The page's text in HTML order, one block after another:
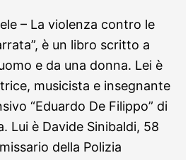
– La violenza contro le
è un libro scritto a
e da una donna. Lei è
musicista e insegnante
“Eduardo De Filippo” di
Lui è Davide Sinibaldi, 58
della Polizia